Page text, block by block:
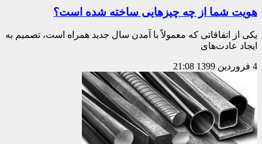
هویت شما از چه چیزهایی ساخته شده است؟
یکی از اتفاقاتی که معمولاً با آمدن سال جدید همراه است، تصمیم به
ایجاد عادت‌های
4 فروردین 1399 21:08